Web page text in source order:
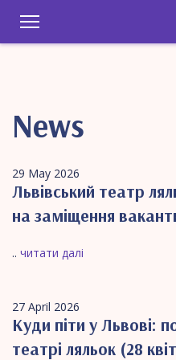
News
29 May 2026
Львівський театр
на заміщення
.. читати далі
27 April 2026
Куди піти у Львові:
театрі ляльок (28